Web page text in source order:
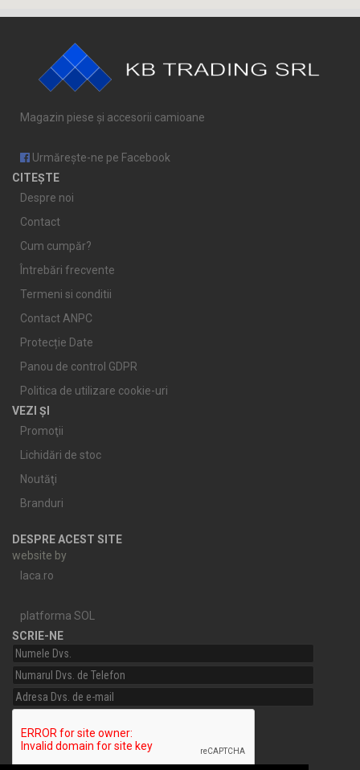
Magazin piese și accesorii camioane
Urmărește-ne pe Facebook
CITEȘTE
Despre noi
Contact
Cum cumpăr?
Întrebări frecvente
Termeni si conditii
Contact ANPC
Protecție Date
Panou de control GDPR
Politica de utilizare cookie-uri
VEZI ȘI
Promoţii
Lichidări de stoc
Noutăţi
Branduri
DESPRE ACEST SITE
website by
laca.ro
platforma SOL
SCRIE-NE